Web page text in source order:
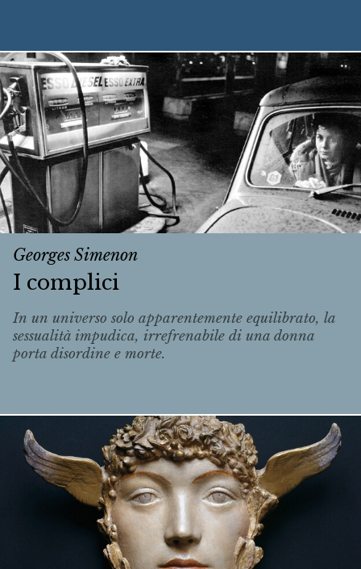
Georges Simenon
I complici
In un universo solo apparentemente equilibrato, la
sessualità impudica, irrefrenabile di una donna
porta disordine e morte.